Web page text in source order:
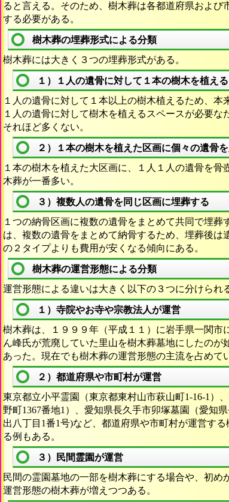
ると言える。そのため、樹木葬は各都道府県およ
する必要がある。
樹木葬の埋葬形式による分類
樹木葬には大きく３つの埋葬形式がある。
１）１人の遺骨に対して１本の樹木を植える
１人の遺骨に対して１本以上の樹木植えるため、
１人の遺骨に対して樹木を植えるスペースが必要
それほど多くない。
２）１本の樹木を植えた区画に個々の遺骨
１本の樹木を植えた大区画に、１人１人の遺骨を
木葬が一番多い。
３）複数人の遺骨を同じ区画に埋葬する
１つの納骨区画に複数の遺骨をまとめて共同で埋
は、複数の遺骨をまとめて納骨するため、埋葬後
の２タイプよりも費用が安くなる傾向にある。
樹木葬の運営形態による分類
運営形態による違いは大きく以下の３つに分けられ
１）寺院やお寺や宗教法人が運営
樹木葬は、１９９９年（平成１１）に岩手県一関
ん峰氏が荒廃していた里山を樹木葬墓地にしたの
あった。現在でも樹木葬の運営形態の主流を占めて
２）都道府県や市町村が運営
東京都立小平霊園（東京都東村山市萩山町1-16-1）
野町1367番地1）、愛知県長久手市卯塚墓園（愛知
出八丁目1番1号)など、都道府県や市町村が運営す
る例もある。
３）民間霊園が運営
民間の霊園墓地の一部を樹木葬にする場合や、初
運営形態の樹木葬が増えつつある。